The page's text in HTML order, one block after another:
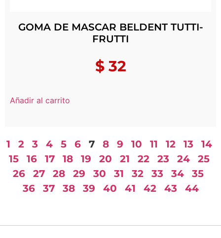
GOMA DE MASCAR BELDENT TUTTI-
FRUTTI
$32
Añadir al carrito
1 2 3 4 5 6 7 8 9 10 11 12 13
14
15
16 17 18 19 20 21 22 23 24
25
26
27 28 29 30 31 32 33 34
35
36
37 38 39 40 41 42 43 44